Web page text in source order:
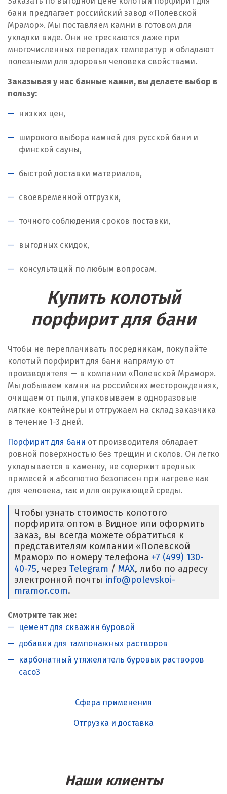
бани предлагает российский завод «Полевской
Мрамор». Мы поставляем камни в готовом для
укладки виде. Они не трескаются даже при
многочисленных перепадах температур и обладают
полезными для здоровья человека свойствами.
Заказывая у нас банные камни, вы делаете выбор в
пользу:
низких цен,
широкого выбора камней для русской бани и
финской сауны,
быстрой доставки материалов,
своевременной отгрузки,
точного соблюдения сроков поставки,
выгодных скидок,
консультаций по любым вопросам.
Купить колотый
порфирит для бани
Чтобы не переплачивать посредникам, покупайте
колотый порфирит для бани напрямую от
производителя — в компании «Полевской Мрамор».
Мы добываем камни на российских месторождениях,
очищаем от пыли, упаковываем в одноразовые
мягкие контейнеры и отгружаем на склад заказчика
в течение 1-3 дней.
Порфирит для бани от производителя обладает
ровной поверхностью без трещин и сколов. Он легко
укладывается в каменку, не содержит вредных
примесей и абсолютно безопасен при нагреве как
для человека, так и для окружающей среды.
Чтобы узнать стоимость колотого
порфирита оптом в Видное или оформить
заказ, вы всегда можете обратиться к
представителям компании «Полевской
Мрамор» по номеру телефона +7 (499) 130-
40-75, через Telegram / MAX, либо по адресу
электронной почты info@polevskoi-
mramor.com.
Смотрите так же:
цемент для скважин буровой
добавки для тампонажных растворов
карбонатный утяжелитель буровых растворов
caco3
Сфера применения
Отгрузка и доставка
Наши клиенты